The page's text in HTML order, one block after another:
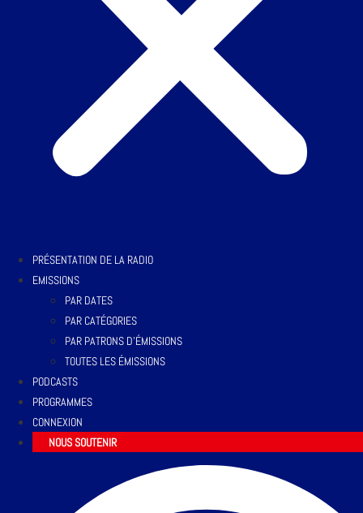
PRÉSENTATION DE LA RADIO
EMISSIONS
PAR DATES
PAR CATÉGORIES
PAR PATRONS D’ÉMISSIONS
TOUTES LES ÉMISSIONS
PODCASTS
PROGRAMMES
CONNEXION
NOUS SOUTENIR